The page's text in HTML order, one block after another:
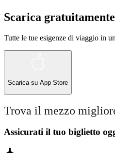
Scarica
Tutte le tue esigenze di viaggio in
Scarica su App Store
Trova il mezzo
Assicurati il ​​tuo biglietto